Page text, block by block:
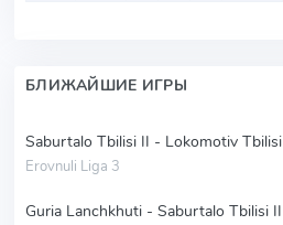
БЛИЖАЙШИЕ ИГРЫ
Saburtalo Tbilisi II - Lokomotiv Tbilisi
Erovnuli Liga 3
Guria Lanchkhuti - Saburtalo Tbilisi II